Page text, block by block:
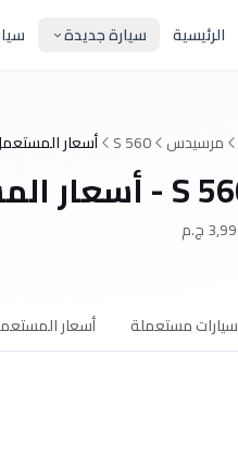
الرئيسية سيارة جديدة
مرسيدس S 560 أسعار
سيارات مستعملة أسعار